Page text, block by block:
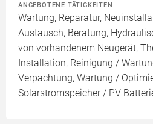
ANGEBOTENE TÄTIGKEITEN
Wartung, Reparatur,
Austausch, Beratung,
von vorhandenem Neugerät,
Installation, Reinigung /
Verpachtung, Wartung /
Solarstromspeicher / PV